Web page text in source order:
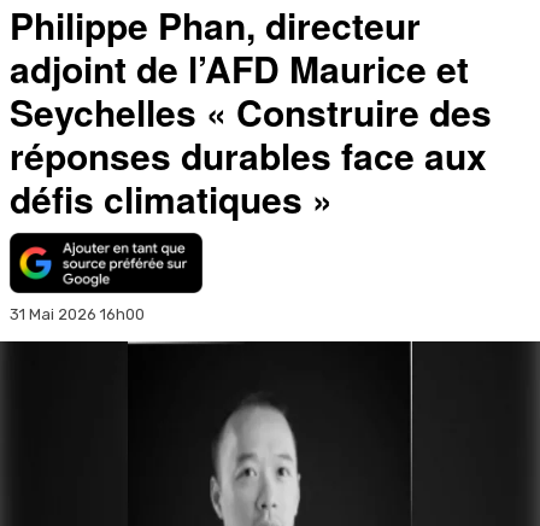
Philippe Phan, directeur
adjoint de l’AFD Maurice et
Seychelles « Construire des
réponses durables face aux
défis climatiques »
31 Mai 2026 16h00